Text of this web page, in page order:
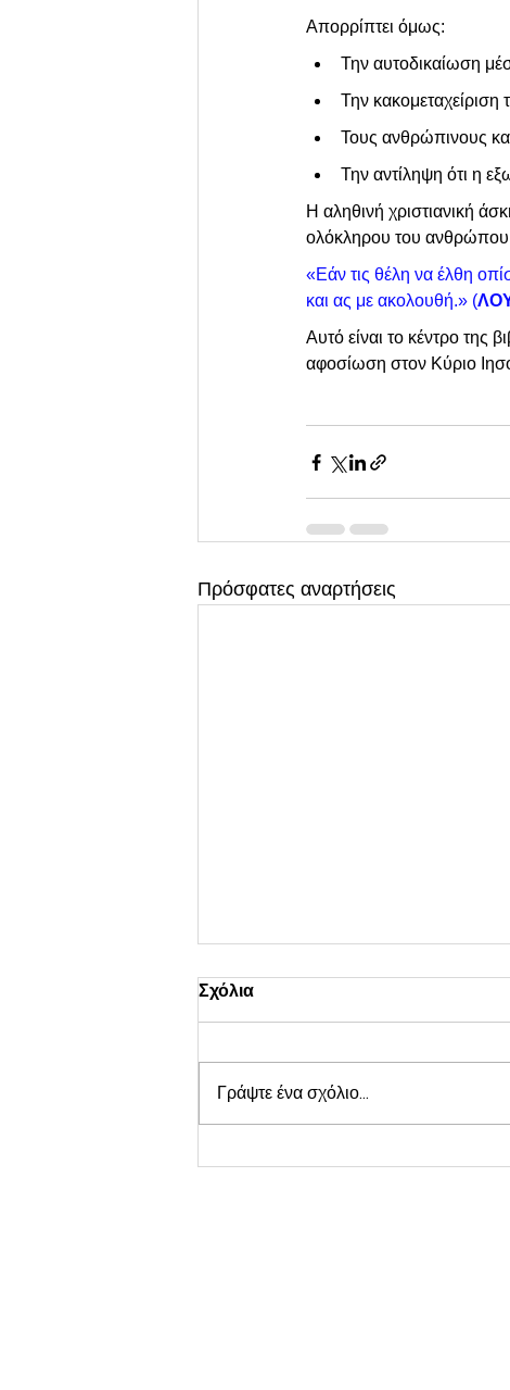
Απορρίπτει όμως:
Την αυτοδικαίωση
Την
Τους ανθρώπινους
Την αντίληψη ότι η
Η αληθινή χριστιανική
ολόκληρου του ανθρώπου
«Εάν τις θέλη να έλθη
και ας με ακολουθή.» (
Αυτό είναι το κέντρο της
αφοσίωση στον Κύριο
Πρόσφατες αναρτήσεις
ΦΟΒΟΣ ΚΥΡΙΟΥ
1) Τι είναι ο «φόβος του Κυρίου»;
αλλά βαθιά ευλάβεια, σεβασμός,
δέος, και υπακοή μπροστά στην
Σχόλια
Γράψτε ένα σχόλιο...